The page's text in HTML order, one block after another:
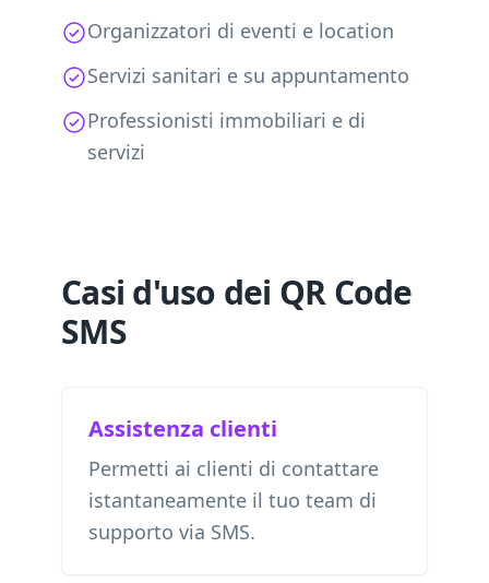
Organizzatori di eventi e location
Servizi sanitari e su appuntamento
Professionisti immobiliari e di
servizi
Casi d'uso dei QR Code
SMS
Assistenza clienti
Permetti ai clienti di contattare
istantaneamente il tuo team di
supporto via SMS.